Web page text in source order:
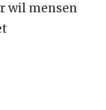
wil mensen